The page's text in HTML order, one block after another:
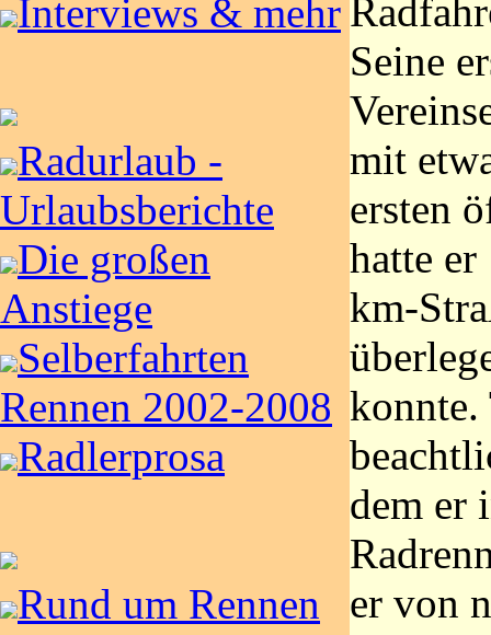
Interviews & mehr
Radurlaub -
Urlaubsberichte
Die großen
Anstiege
Selberfahrten
Rennen 2002-2008
Radlerprosa
Rund um Rennen
Seine
mit
ersten
hatte
km-
konnte.
dem er
er von